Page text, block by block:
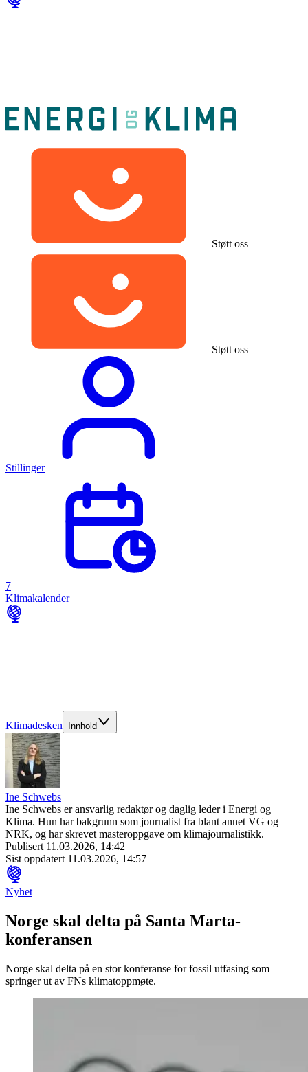
Støtt oss
Støtt oss
Stillinger
7
Klimakalender
Klimadesken Innhold
Ine Schwebs
Ine Schwebs er ansvarlig redaktør og daglig leder i Energi og
Klima. Hun har bakgrunn som journalist fra blant annet VG og
NRK, og har skrevet masteroppgave om klimajournalistikk.
Publisert 11.03.2026, 14:42
Sist oppdatert 11.03.2026, 14:57
Nyhet
Norge skal delta på Santa Marta-
konferansen
Norge skal delta på en stor konferanse for fossil utfasing som
springer ut av FNs klimatoppmøte.